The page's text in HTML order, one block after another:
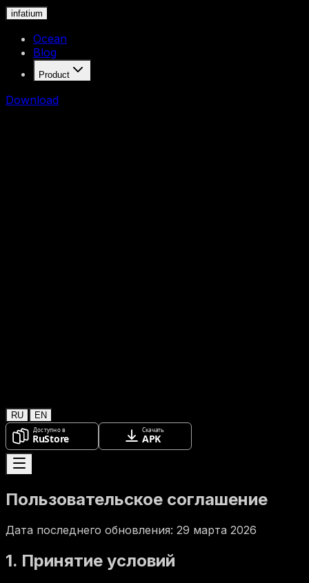
infatium
Ocean
Blog
Product
Download
RU EN
Пользовательское соглашение
Дата последнего обновления: 29 марта 2026
1. Принятие условий